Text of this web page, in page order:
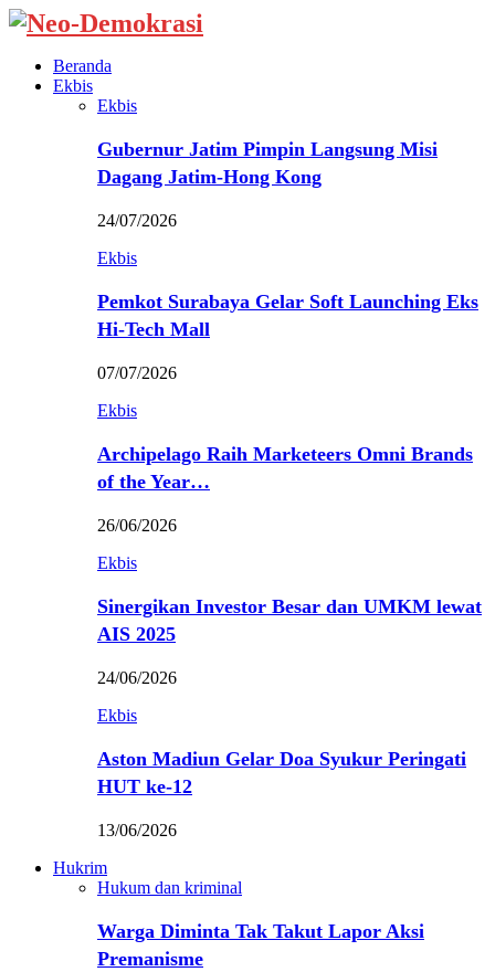
Beranda
Ekbis
Ekbis
Gubernur Jatim Pimpin Langsung Misi
Dagang Jatim-Hong Kong
24/07/2026
Ekbis
Pemkot Surabaya Gelar Soft Launching Eks
Hi-Tech Mall
07/07/2026
Ekbis
Archipelago Raih Marketeers Omni Brands
of the Year…
26/06/2026
Ekbis
Sinergikan Investor Besar dan UMKM lewat
AIS 2025
24/06/2026
Ekbis
Aston Madiun Gelar Doa Syukur Peringati
HUT ke-12
13/06/2026
Hukrim
Hukum dan kriminal
Warga Diminta Tak Takut Lapor Aksi
Premanisme